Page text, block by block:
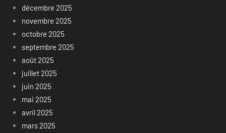
décembre 2025
novembre 2025
octobre 2025
septembre 2025
août 2025
juillet 2025
juin 2025
mai 2025
avril 2025
mars 2025